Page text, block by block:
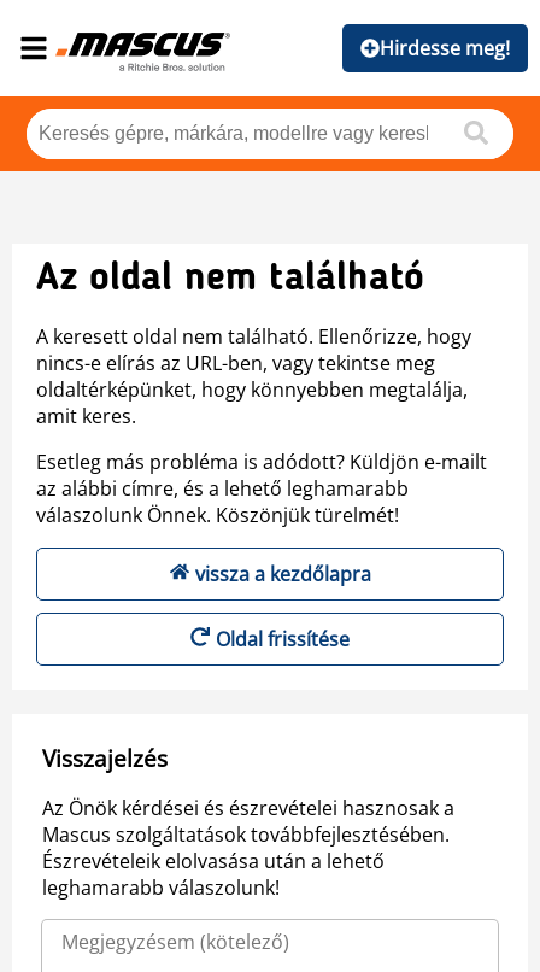
Hirdesse meg!
Az oldal nem található
A keresett oldal nem található. Ellenőrizze, hogy
nincs-e elírás az URL-ben, vagy tekintse meg
oldaltérképünket, hogy könnyebben megtalálja,
amit keres.
Esetleg más probléma is adódott? Küldjön e-mailt
az alábbi címre, és a lehető leghamarabb
válaszolunk Önnek. Köszönjük türelmét!
vissza a kezdőlapra
Oldal frissítése
Visszajelzés
Az Önök kérdései és észrevételei hasznosak a
Mascus szolgáltatások továbbfejlesztésében.
Észrevételeik elolvasása után a lehető
leghamarabb válaszolunk!